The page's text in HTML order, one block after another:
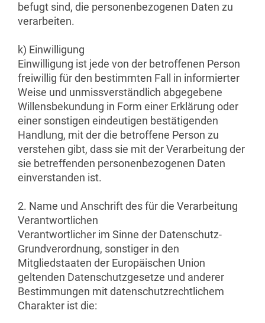
befugt sind, die personenbezogenen Daten zu
verarbeiten.
k) Einwilligung
Einwilligung ist jede von der betroffenen Person
freiwillig für den bestimmten Fall in informierter
Weise und unmissverständlich abgegebene
Willensbekundung in Form einer Erklärung oder
einer sonstigen eindeutigen bestätigenden
Handlung, mit der die betroffene Person zu
verstehen gibt, dass sie mit der Verarbeitung der
sie betreffenden personenbezogenen Daten
einverstanden ist.
2. Name und Anschrift des für die Verarbeitung
Verantwortlichen
Verantwortlicher im Sinne der Datenschutz-
Grundverordnung, sonstiger in den
Mitgliedstaaten der Europäischen Union
geltenden Datenschutzgesetze und anderer
Bestimmungen mit datenschutzrechtlichem
Charakter ist die: